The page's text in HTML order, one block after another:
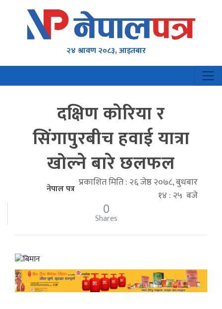
२४ श्रावण २०८३, आइतबार
दक्षिण कोरिया र
सिंगापुरबीच हवाई यात्रा
खोल्ने बारे छलफल
नेपाल पत्र प्रकाशित मिति : २६ जेष्ठ २०७८, बुधबार
१४ : २५ बजे
0
Shares